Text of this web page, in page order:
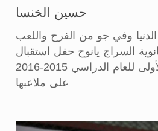
حسين الخنسا
الدنيا وفي جو من الفرح واللعب
السراج يانوح حفل استقبال
لاطفال الروضة الأولى للعام الدراسي 2015-2016
على ملاعبها